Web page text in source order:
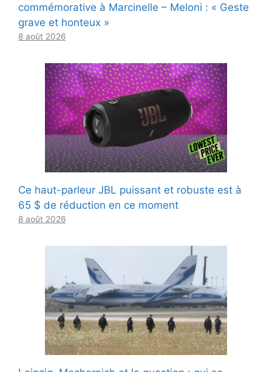
commémorative à Marcinelle – Meloni : « Geste
grave et honteux »
8 août 2026
Ce haut-parleur JBL puissant et robuste est à
65 $ de réduction en ce moment
8 août 2026